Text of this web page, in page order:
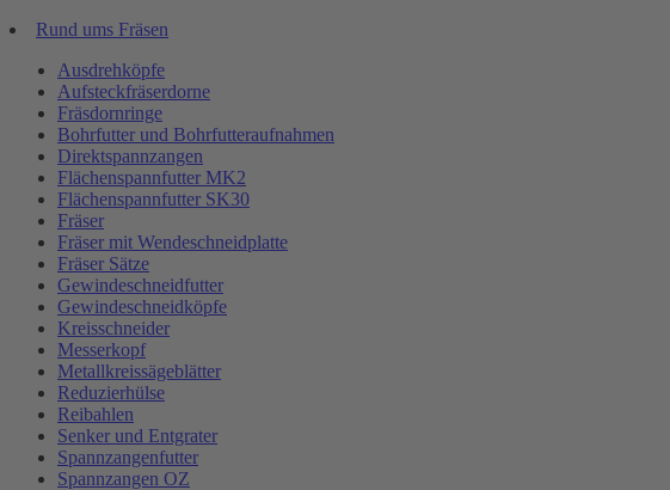
Rund ums Fräsen
Ausdrehköpfe
Aufsteckfräserdorne
Fräsdornringe
Bohrfutter und Bohrfutteraufnahmen
Direktspannzangen
Flächenspannfutter MK2
Flächenspannfutter SK30
Fräser
Fräser mit Wendeschneidplatte
Fräser Sätze
Gewindeschneidfutter
Gewindeschneidköpfe
Kreisschneider
Messerkopf
Metallkreissägeblätter
Reduzierhülse
Reibahlen
Senker und Entgrater
Spannzangenfutter
Spannzangen OZ